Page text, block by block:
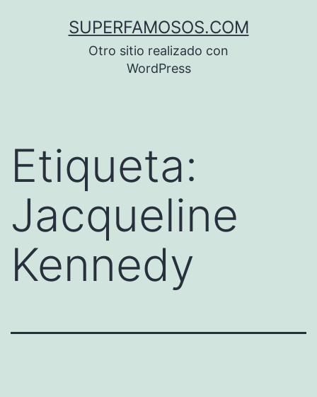
SUPERFAMOSOS.COM
Otro sitio realizado con
WordPress
Etiqueta:
Jacqueline
Kennedy